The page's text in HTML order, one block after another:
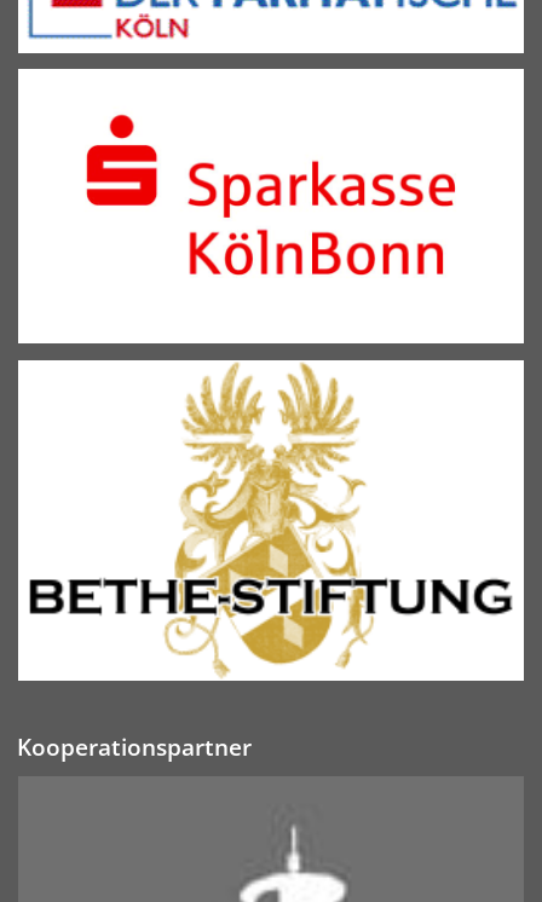
Kooperationspartner